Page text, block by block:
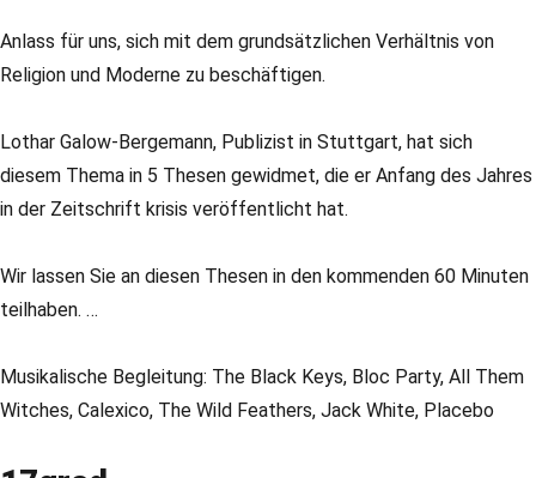
Anlass für uns, sich mit dem grundsätzlichen Verhältnis von
Religion und Moderne zu beschäftigen.
Lothar Galow-Bergemann, Publizist in Stuttgart, hat sich
diesem Thema in 5 Thesen gewidmet, die er Anfang des Jahres
in der Zeitschrift krisis veröffentlicht hat.
Wir lassen Sie an diesen Thesen in den kommenden 60 Minuten
teilhaben. …
Musikalische Begleitung: The Black Keys, Bloc Party, All Them
Witches, Calexico, The Wild Feathers, Jack White, Placebo